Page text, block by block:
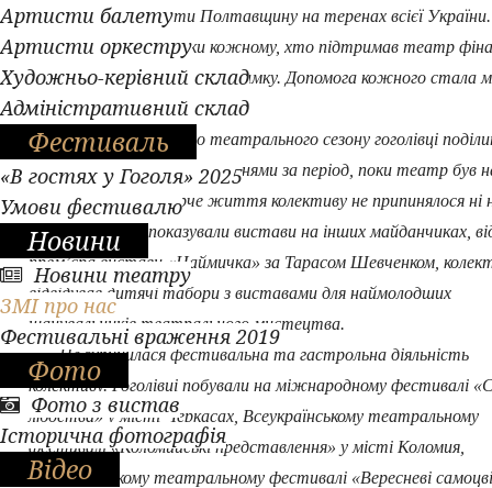
Артисти балету
Артисти оркестру
Художньо-керівний склад
Адміністративний склад
Фестиваль
«В гостях у Гоголя» 2025
Умови фестивалю
Новини
Новини театру
ЗМІ про нас
Фестивальні враження 2019
Фото
Фото з вистав
Історична фотографія
Відео
вистави, прославляти Полтавщину на теренах всієї України.
сцени пролунали подяки кожному, хто підтримав театр
або ж надав технічну підтримку. Допомога кожного стала
частинка великої справи.
На відкритті 79-го театрального сезону гоголівці
глядачами також і досягненнями за період, поки театр був
ремонті. Адже творче життя колективу не припинялося ні
мить. Гоголівці показували вистави на інших майданчиках,
прем’єра вистави «Наймичка» за Тарасом Шевченком,
відвідував дитячі табори з виставами для наймолодших
шанувальників театрального мистецтва.
Не зупинилася фестивальна та гастрольна діяльність
колективу. Гоголівці побували на міжнародному фестивалі
людства» у місті Черкасах, Всеукраїнському театральному
фестивалі «Коломийські представлення» у місті Коломия,
Всеукраїнському театральному фестивалі «Вересневі